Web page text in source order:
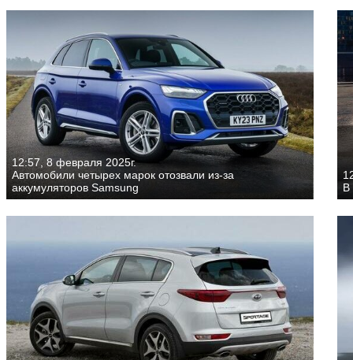
12:57, 8 февраля 2025г.
Автомобили четырех марок отозвали из-за
аккумуляторов Samsung
В